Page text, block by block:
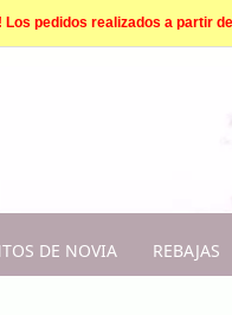
pedidos realizados a partir
DE NOVIA REBAJAS